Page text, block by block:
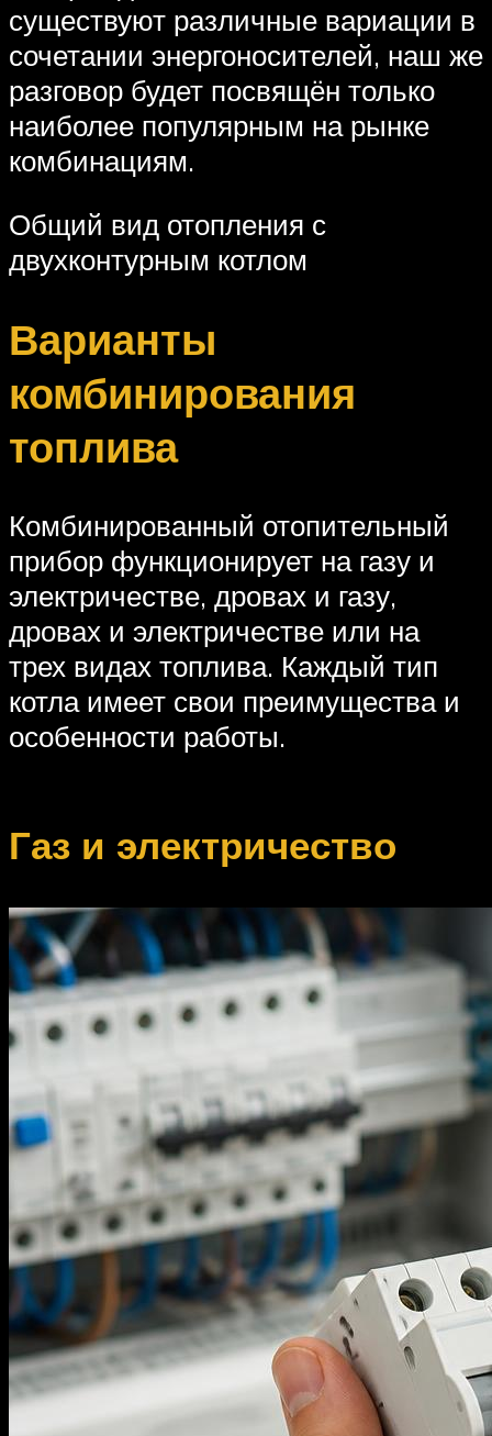
существуют различные вариации в
сочетании энергоносителей, наш же
разговор будет посвящён только
наиболее популярным на рынке
комбинациям.
Общий вид отопления с
двухконтурным котлом
Варианты
комбинирования
топлива
Комбинированный отопительный
прибор функционирует на газу и
электричестве, дровах и газу,
дровах и электричестве или на
трех видах топлива. Каждый тип
котла имеет свои преимущества и
особенности работы.
Газ и электричество